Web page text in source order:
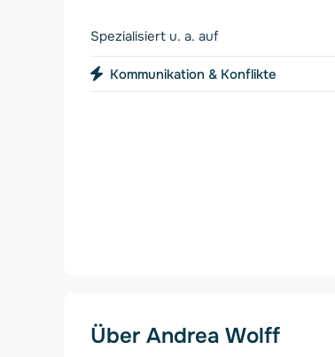
Spezialisiert u. a. auf
Kommunikation & Konflikte
Über Andrea Wolff